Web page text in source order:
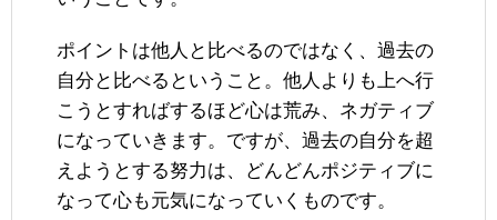
ポイントは他人と比べるのではなく、過去の
自分と比べるということ。他人よりも上へ行
こうとすればするほど心は荒み、ネガティブ
になっていきます。ですが、過去の自分を超
えようとする努力は、どんどんポジティブに
なって心も元気になっていくものです。